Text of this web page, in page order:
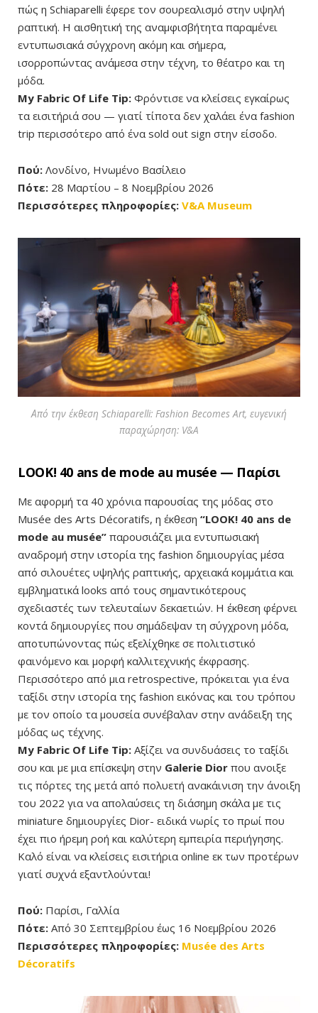
πώς η Schiaparelli έφερε τον σουρεαλισμό στην υψηλή
ραπτική. Η αισθητική της αναμφισβήτητα παραμένει
εντυπωσιακά σύγχρονη ακόμη και σήμερα,
ισορροπώντας ανάμεσα στην τέχνη, το θέατρο και τη
μόδα.
My Fabric Of Life Tip: Φρόντισε να κλείσεις εγκαίρως
τα εισιτήριά σου — γιατί τίποτα δεν χαλάει ένα fashion
trip περισσότερο από ένα sold out sign στην είσοδο.
Πού: Λονδίνο, Ηνωμένο Βασίλειο
Πότε: 28 Μαρτίου – 8 Νοεμβρίου 2026
Περισσότερες πληροφορίες: V&A Museum
Από την έκθεση Schiaparelli: Fashion Becomes Art, ευγενική
παραχώρηση: V&A
LOOK! 40 ans de mode au musée — Παρίσι
Με αφορμή τα 40 χρόνια παρουσίας της μόδας στο
Musée des Arts Décoratifs, η έκθεση “LOOK! 40 ans de
mode au musée” παρουσιάζει μια εντυπωσιακή
αναδρομή στην ιστορία της fashion δημιουργίας μέσα
από σιλουέτες υψηλής ραπτικής, αρχειακά κομμάτια και
εμβληματικά looks από τους σημαντικότερους
σχεδιαστές των τελευταίων δεκαετιών. Η έκθεση φέρνει
κοντά δημιουργίες που σημάδεψαν τη σύγχρονη μόδα,
αποτυπώνοντας πώς εξελίχθηκε σε πολιτιστικό
φαινόμενο και μορφή καλλιτεχνικής έκφρασης.
Περισσότερο από μια retrospective, πρόκειται για ένα
ταξίδι στην ιστορία της fashion εικόνας και του τρόπου
με τον οποίο τα μουσεία συνέβαλαν στην ανάδειξη της
μόδας ως τέχνης.
My Fabric Of Life Tip: Αξίζει να συνδυάσεις το ταξίδι
σου και με μια επίσκεψη στην Galerie Dior που ανοιξε
τις πόρτες της μετά από πολυετή ανακάινιση την άνοιξη
του 2022 για να απολαύσεις τη διάσημη σκάλα με τις
miniature δημιουργίες Dior- ειδικά νωρίς το πρωί που
έχει πιο ήρεμη ροή και καλύτερη εμπειρία περιήγησης.
Καλό είναι να κλείσεις εισιτήρια online εκ των προτέρων
γιατί συχνά εξαντλούνται!
Πού: Παρίσι, Γαλλία
Πότε: Από 30 Σεπτεμβρίου έως 16 Νοεμβρίου 2026
Περισσότερες πληροφορίες: Musée des Arts
Décoratifs